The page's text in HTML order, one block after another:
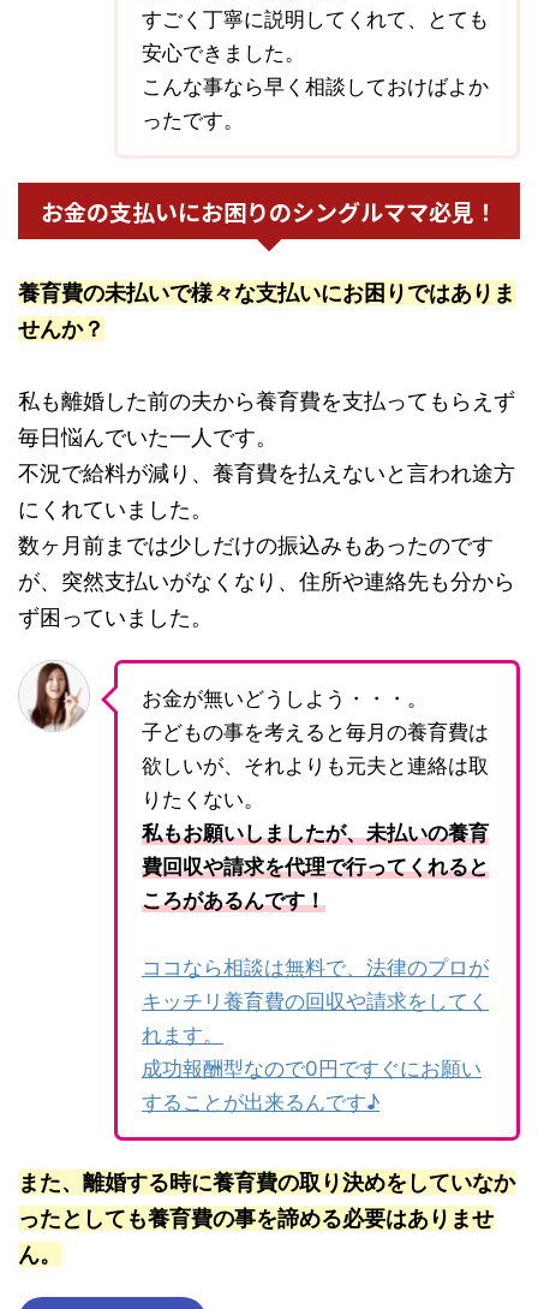
すごく丁寧に説明してくれて、とても
安心できました。
こんな事なら早く相談しておけばよか
ったです。
お金の支払いにお困りのシングルママ必見！
養育費の未払いで様々な支払いにお困りではありま
せんか？
私も離婚した前の夫から養育費を支払ってもらえず
毎日悩んでいた一人です。
不況で給料が減り、養育費を払えないと言われ途方
にくれていました。
数ヶ月前までは少しだけの振込みもあったのです
が、突然支払いがなくなり、住所や連絡先も分から
ず困っていました。
お金が無いどうしよう・・・。
子どもの事を考えると毎月の養育費は
欲しいが、それよりも元夫と連絡は取
りたくない。
私もお願いしましたが、未払いの養育
費回収や請求を代理で行ってくれると
ころがあるんです！
ココなら相談は無料で、法律のプロが
キッチリ養育費の回収や請求をしてく
れます。
成功報酬型なので0円ですぐにお願い
することが出来るんです♪
また、離婚する時に養育費の取り決めをしていなか
ったとしても養育費の事を諦める必要はありませ
ん。